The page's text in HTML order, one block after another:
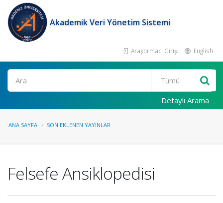
Akademik Veri Yönetim Sistemi
Araştırmacı Girişi English
Ara
Detaylı Arama
ANA SAYFA SON EKLENEN YAYINLAR
Felsefe Ansiklopedisi